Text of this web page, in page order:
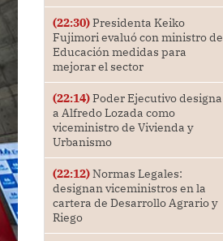
(22:30)Presidenta Keiko
Fujimori evaluó con ministro de
Educación medidas para
mejorar el sector
(22:14)Poder Ejecutivo designa
a Alfredo Lozada como
viceministro de Vivienda y
Urbanismo
(22:12)Normas Legales:
designan viceministros en la
cartera de Desarrollo Agrario y
Riego